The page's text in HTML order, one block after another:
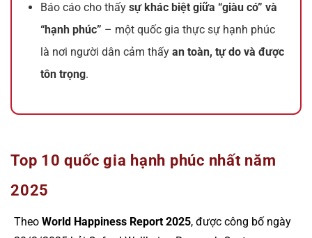
Báo cáo cho thấysự khác biệt giữa “giàu có” và
“hạnh phúc” – một quốc gia thực sự hạnh phúc
là nơi người dân cảm thấyan toàn, tự do và được
tôn trọng.
Top 10 quốc gia hạnh phúc nhất năm
2025
Theo World Happiness Report 2025, được công bố ngày